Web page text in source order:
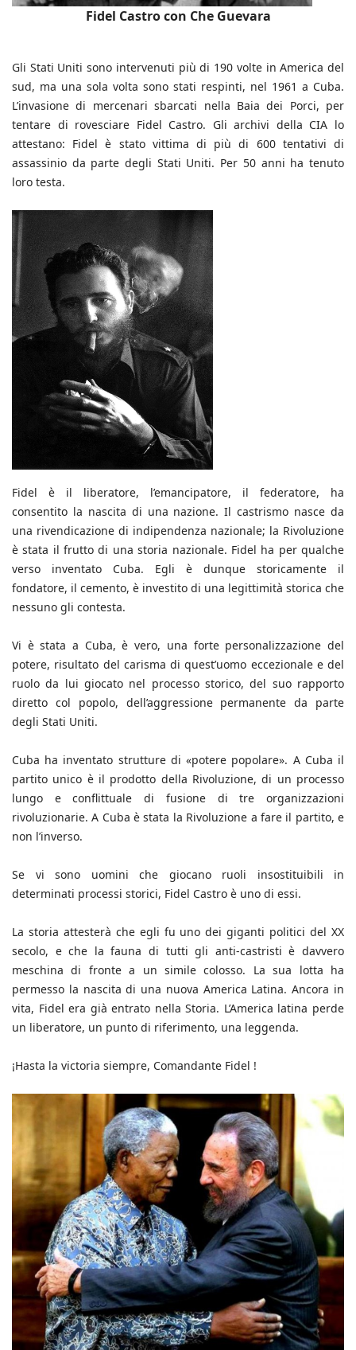
Fidel Castro con Che Guevara
Gli Stati Uniti sono intervenuti più di 190 volte in America del
sud, ma una sola volta sono stati respinti, nel 1961 a Cuba.
L’invasione di mercenari sbarcati nella Baia dei Porci, per
tentare di rovesciare Fidel Castro. Gli archivi della CIA lo
attestano: Fidel è stato vittima di più di 600 tentativi di
assassinio da parte degli Stati Uniti. Per 50 anni ha tenuto
loro testa.
Fidel è il liberatore, l’emancipatore, il federatore, ha
consentito la nascita di una nazione. Il castrismo nasce da
una rivendicazione di indipendenza nazionale; la Rivoluzione
è stata il frutto di una storia nazionale. Fidel ha per qualche
verso inventato Cuba. Egli è dunque storicamente il
fondatore, il cemento, è investito di una legittimità storica che
nessuno gli contesta.
Vi è stata a Cuba, è vero, una forte personalizzazione del
potere, risultato del carisma di quest’uomo eccezionale e del
ruolo da lui giocato nel processo storico, del suo rapporto
diretto col popolo, dell’aggressione permanente da parte
degli Stati Uniti.
Cuba ha inventato strutture di «potere popolare». A Cuba il
partito unico è il prodotto della Rivoluzione, di un processo
lungo e conflittuale di fusione di tre organizzazioni
rivoluzionarie. A Cuba è stata la Rivoluzione a fare il partito, e
non l’inverso.
Se vi sono uomini che giocano ruoli insostituibili in
determinati processi storici, Fidel Castro è uno di essi.
La storia attesterà che egli fu uno dei giganti politici del XX
secolo, e che la fauna di tutti gli anti-castristi è davvero
meschina di fronte a un simile colosso. La sua lotta ha
permesso la nascita di una nuova America Latina. Ancora in
vita, Fidel era già entrato nella Storia. L’America latina perde
un liberatore, un punto di riferimento, una leggenda.
¡Hasta la victoria siempre, Comandante Fidel !